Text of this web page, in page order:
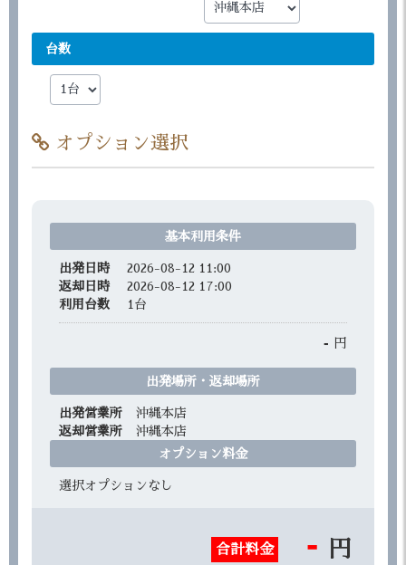
台数
オプション選択
基本利用条件
出発日時
2026-08-12 11:00
返却日時
2026-08-12 17:00
利用台数
1 台
- 円
出発場所・返却場所
出発営業所
沖縄本店
返却営業所
沖縄本店
オプション料金
選択オプションなし
合計料金 - 円